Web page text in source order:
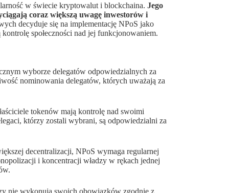
w świecie kryptowalut i blockchaina. Jego
coraz większą uwagę inwestorów i
decyduje się na implementację NPoS jako
społeczności nad jej funkcjonowaniem.
wyborze delegatów odpowiedzialnych za
nominowania delegatów, których uważają za
tokenów mają kontrolę nad swoimi
którzy zostali wybrani, są odpowiedzialni za
decentralizacji, NPoS wymaga regularnej
i koncentracji władzy w rękach jednej
nie wykonują swoich obowiązków zgodnie z